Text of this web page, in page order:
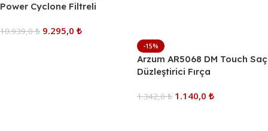
Power Cyclone Filtreli
10.939,0₺ 9.295,0 ₺
-15%
Arzum AR5068 DM Touch Saç
Düzleştirici Fırça
1.342,0₺ 1.140,0 ₺